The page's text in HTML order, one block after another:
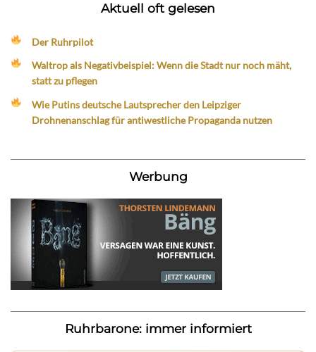
Aktuell oft gelesen
Der Ruhrpilot
Waltrop als Negativbeispiel: Wenn die Stadt nur noch mäht,
statt zu pflegen
Wie Putins deutsche Lautsprecher den Leipziger
Drohnenanschlag für antiwestliche Propaganda nutzen
Werbung
Ruhrbarone: immer informiert